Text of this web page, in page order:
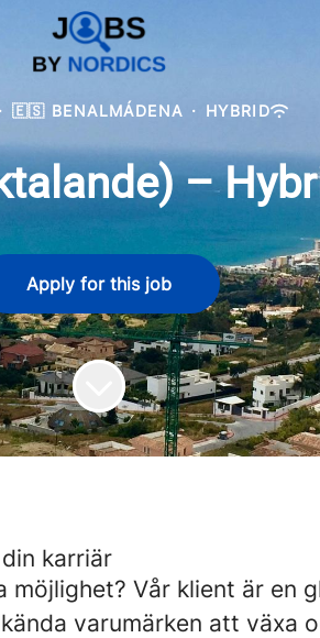
· 🇪🇸 BENALMÁDENA · HYBRID
–
Apply for this job
karriär
Vår klient är en
varumärken att växa